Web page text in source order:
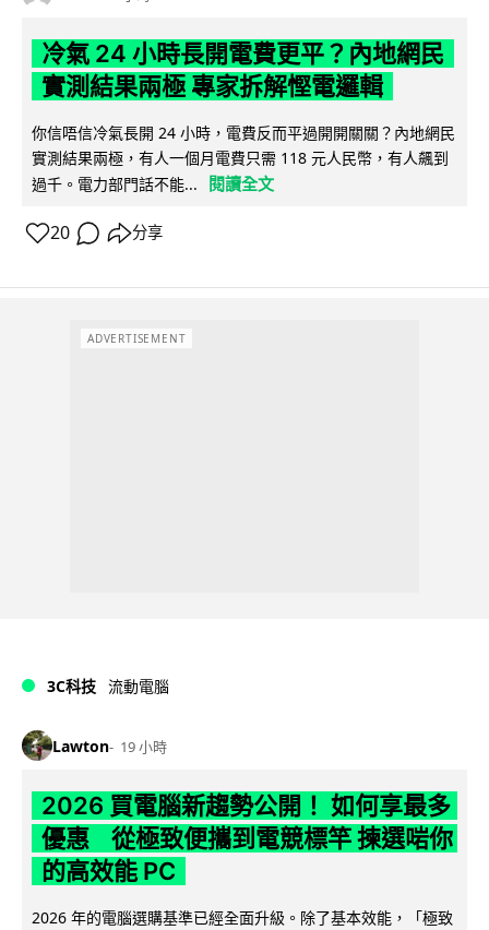
冷氣 24 小時長開電費更平？內地網民
實測結果兩極 專家拆解慳電邏輯
你信唔信冷氣長開 24 小時，電費反而平過開開關關？內地網民
實測結果兩極，有人一個月電費只需 118 元人民幣，有人飆到
過千。電力部門話不能...
閱讀全文
20 分享
ADVERTISEMENT
3C科技 流動電腦
Lawton 19 小時
2026 買電腦新趨勢公開！ 如何享最多
優惠 從極致便攜到電競標竿 揀選啱你
的高效能 PC
2026 年的電腦選購基準已經全面升級。除了基本效能，「極致